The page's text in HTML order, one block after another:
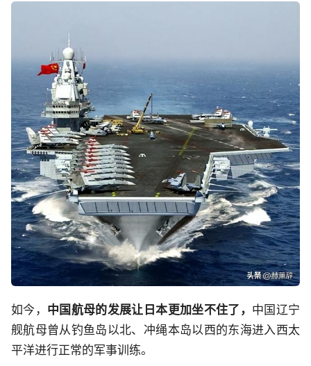
如今， 中国航母的发展让日本更加坐不住了， 中国辽宁
舰航母曾从钓鱼岛以北、冲绳本岛以西的东海进入西太
平洋进行正常的军事训练。